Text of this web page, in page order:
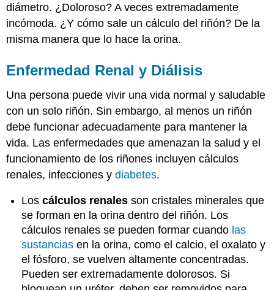
diámetro. ¿Doloroso? A veces extremadamente
incómoda. ¿Y cómo sale un cálculo del riñón? De la
misma manera que lo hace la orina.
Enfermedad Renal y Diálisis
Una persona puede vivir una vida normal y saludable
con un solo riñón. Sin embargo, al menos un riñón
debe funcionar adecuadamente para mantener la
vida. Las enfermedades que amenazan la salud y el
funcionamiento de los riñones incluyen cálculos
renales, infecciones ydiabetes.
Loscálculos renales son cristales minerales que
se forman en la orina dentro del riñón. Los
cálculos renales se pueden formar cuando las
sustancias en la orina, como el calcio, el oxalato y
el fósforo, se vuelven altamente concentradas.
Pueden ser extremadamente dolorosos. Si